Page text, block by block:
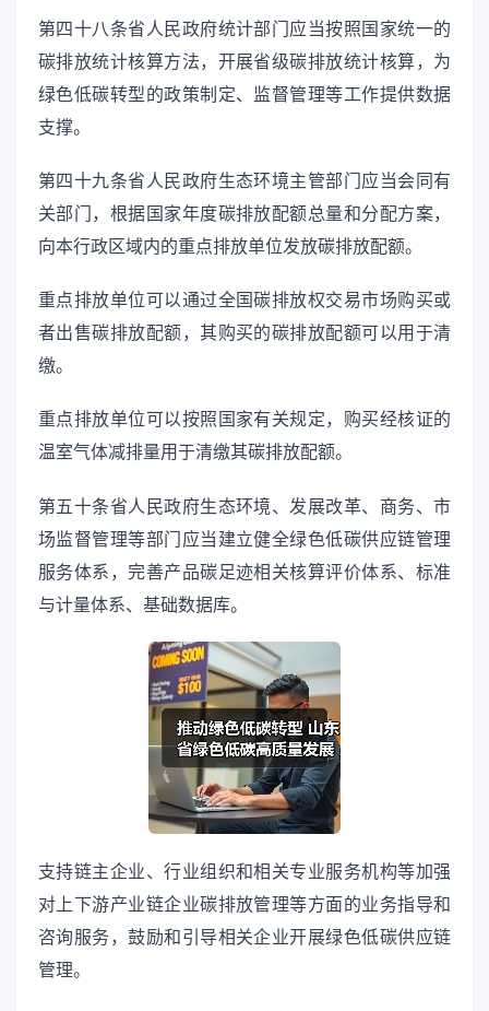
第四十八条省人民政府统计部门应当按照国家统一的
碳排放统计核算方法，开展省级碳排放统计核算，为
绿色低碳转型的政策制定、监督管理等工作提供数据
支撑。
第四十九条省人民政府生态环境主管部门应当会同有
关部门，根据国家年度碳排放配额总量和分配方案，
向本行政区域内的重点排放单位发放碳排放配额。
重点排放单位可以通过全国碳排放权交易市场购买或
者出售碳排放配额，其购买的碳排放配额可以用于清
缴。
重点排放单位可以按照国家有关规定，购买经核证的
温室气体减排量用于清缴其碳排放配额。
第五十条省人民政府生态环境、发展改革、商务、市
场监督管理等部门应当建立健全绿色低碳供应链管理
服务体系，完善产品碳足迹相关核算评价体系、标准
与计量体系、基础数据库。
支持链主企业、行业组织和相关专业服务机构等加强
对上下游产业链企业碳排放管理等方面的业务指导和
咨询服务，鼓励和引导相关企业开展绿色低碳供应链
管理。